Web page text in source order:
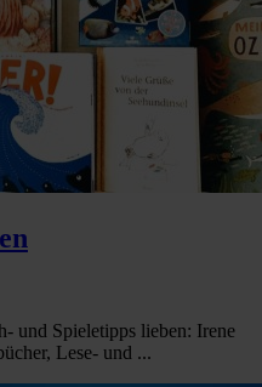
und Spieletipps lieben: Irene
Lese- und ...